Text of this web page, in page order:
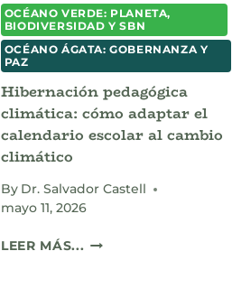
NOS
SIGAMOS
INUNDANDO
OCÉANO VERDE: PLANETA,
BIODIVERSIDAD Y SBN
OCÉANO ÁGATA: GOBERNANZA Y
PAZ
Hibernación pedagógica
climática: cómo adaptar el
calendario escolar al cambio
climático
By Dr. Salvador Castell
mayo 11, 2026
LEER MÁS... HIBERNACIÓN